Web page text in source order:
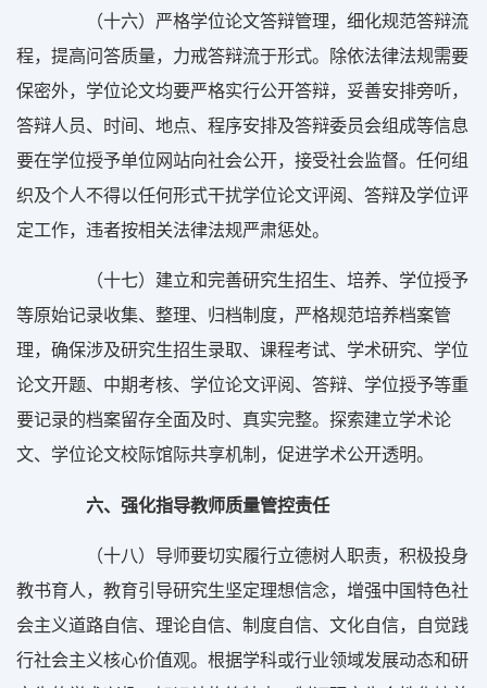
（十六）严格学位论文答辩管理，细化规范答辩流
程，提高问答质量，力戒答辩流于形式。除依法律法规需要
保密外，学位论文均要严格实行公开答辩，妥善安排旁听，
答辩人员、时间、地点、程序安排及答辩委员会组成等信息
要在学位授予单位网站向社会公开，接受社会监督。任何组
织及个人不得以任何形式干扰学位论文评阅、答辩及学位评
定工作，违者按相关法律法规严肃惩处。
（十七）建立和完善研究生招生、培养、学位授予
等原始记录收集、整理、归档制度，严格规范培养档案管
理，确保涉及研究生招生录取、课程考试、学术研究、学位
论文开题、中期考核、学位论文评阅、答辩、学位授予等重
要记录的档案留存全面及时、真实完整。探索建立学术论
文、学位论文校际馆际共享机制，促进学术公开透明。
六、强化指导教师质量管控责任
（十八）导师要切实履行立德树人职责，积极投身
教书育人，教育引导研究生坚定理想信念，增强中国特色社
会主义道路自信、理论自信、制度自信、文化自信，自觉践
行社会主义核心价值观。根据学科或行业领域发展动态和研